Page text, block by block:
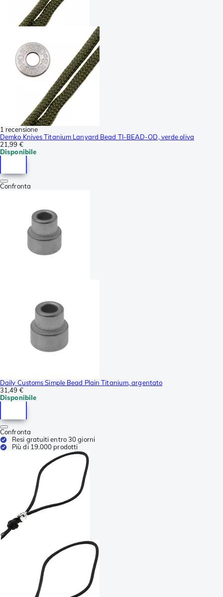
1 recensione
Demko Knives Titanium Lanyard Bead TI-BEAD-OD, verde oliva
21,99 €
Disponibile
Confronta
Daily Customs Simple Bead Plain Titanium, argentato
31,49 €
Disponibile
Confronta
Resi gratuiti entro 30 giorni
Più di 19.000 prodotti